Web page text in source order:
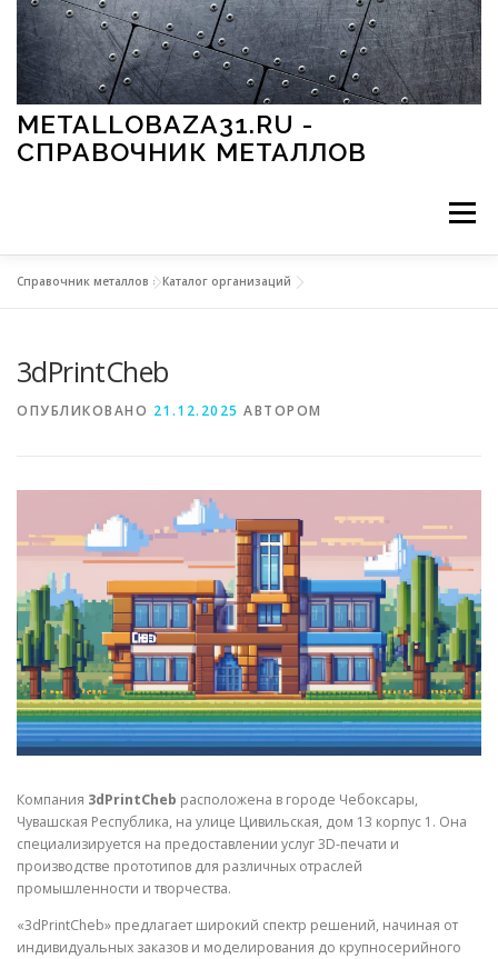
Перейти к содержимому
METALLOBAZA31.RU -
СПРАВОЧНИК МЕТАЛЛОВ
Меню
МЕТАЛЛЫ И ОКРУЖАЮЩАЯ СРЕДА
СВОЙСТВА МЕТАЛЛОВ СОРТА МЕТАЛЛОВ
СТАТЬИ
Справочник металлов »Каталог организаций
3dPrintCheb
ОПУБЛИКОВАНО 21.12.2025 АВТОРОМ
Компания 3dPrintCheb расположена в городе Чебоксары,
Чувашская Республика, на улице Цивильская, дом 13 корпус 1. Она
специализируется на предоставлении услуг 3D-печати и
производстве прототипов для различных отраслей
промышленности и творчества.
«3dPrintCheb» предлагает широкий спектр решений, начиная от
индивидуальных заказов и моделирования до крупносерийного